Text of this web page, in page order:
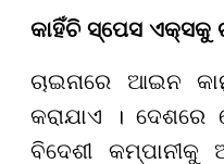
କାହିଁଚି ସ୍ପେସ ଏକ୍ସକୁ
ଚାଇନାରେ ଆଇନ
କରାଯାଏ ।
ବିଦେଶୀ